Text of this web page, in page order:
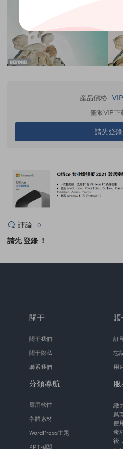
産品價格 VIP
僅限VIP下
請先登錄
評論 0
請先登錄 ！
關于
關于我們
關于隐私
聯系我們
賬
訂
忘
用
分類導航
應用軟件
字體素材
WordPress主題
PPT模闆
緻
爲
使
素
後